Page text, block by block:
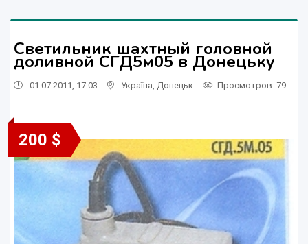
Светильник шахтный головной
доливной СГД5м05 в Донецьку
01.07.2011, 17:03 Україна Донецьк Просмотров: 79
200 $